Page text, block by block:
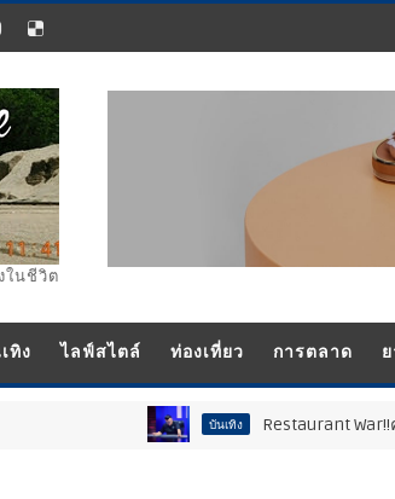
ในชีวิต
ทิง ไลฟ์สไตล์ ท่องเที่ยว การตลาด
บันเทิง Restaurant War!!ครัวสุดเ